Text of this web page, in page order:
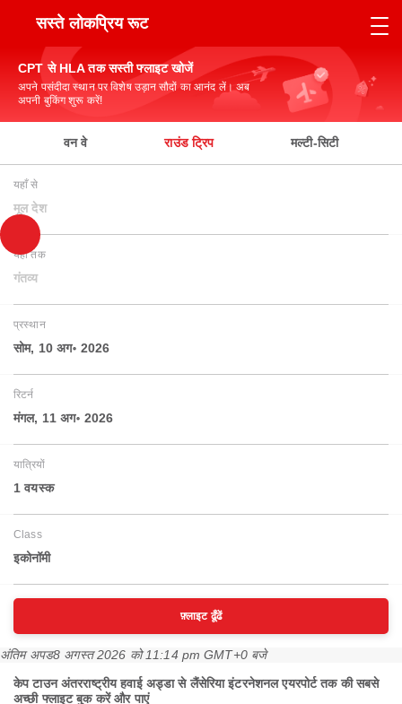
सस्ते लोकप्रिय रूट
CPT से HLA तक सस्ती फ्लाइट खोजें
अपने पसंदीदा स्थान पर विशेष उड़ान सौदों का आनंद लें। अब
अपनी बुकिंग शुरू करें!
वन वे राउंड ट्रिप मल्टी-सिटी
यहाँ से
मूल देश
यहाँ तक
गंतव्य
प्रस्थान
सोम, 10 अग॰ 2026
रिटर्न
मंगल, 11 अग॰ 2026
यात्रियों
1 वयस्‍क
Class
इकोनॉमी
फ़्लाइट ढूँढें
अंतिम अपड8 अगस्त 2026 को 11:14 pm GMT+0 बजे
केप टाउन अंतरराष्ट्रीय हवाई अड्डा से लैंसेरिया इंटरनेशनल एयरपोर्ट तक की सबसे
अच्छी फ्लाइट बुक करें और पाएं